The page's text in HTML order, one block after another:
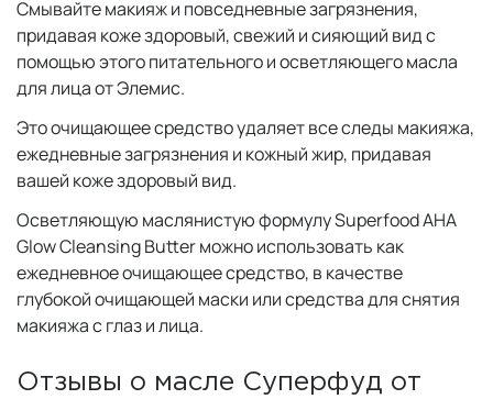
Смывайте макияж и повседневные загрязнения,
придавая коже здоровый, свежий и сияющий вид с
помощью этого питательного и осветляющего масла
для лица от Элемис.
Это очищающее средство удаляет все следы макияжа,
ежедневные загрязнения и кожный жир, придавая
вашей коже здоровый вид.
Осветляющую маслянистую формулу Superfood AHA
Glow Cleansing Butter можно использовать как
ежедневное очищающее средство, в качестве
глубокой очищающей маски или средства для снятия
макияжа с глаз и лица.
Отзывы о масле Суперфуд от